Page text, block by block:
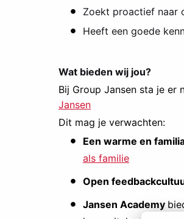
Zoekt proactief naar
Heeft een goede
Wat bieden wij jou?
Bij Group Jansen sta je er
Jansen
Dit mag je verwachten:
Een warme en
als familie
Open
Jansen Academy